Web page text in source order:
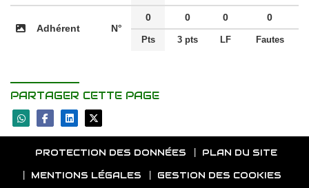
Adhérent N°
0 0 0 0
Pts 3 pts LF Fautes
PARTAGER CETTE PAGE
PROTECTION DES DONNÉES
PLAN DU SITE
MENTIONS LÉGALES
GESTION DES COOKIES